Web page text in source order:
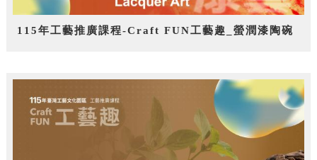
115年工藝推廣課程-Craft FUN工藝趣_螢潤漆陶碗